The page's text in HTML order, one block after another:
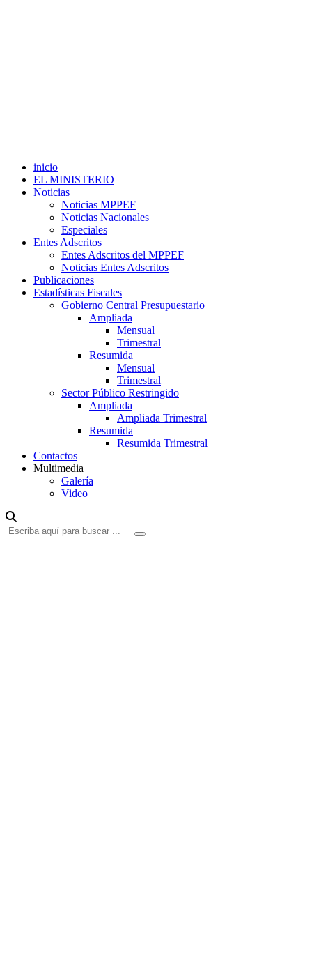
inicio
EL MINISTERIO
Noticias
Noticias MPPEF
Noticias Nacionales
Especiales
Entes Adscritos
Entes Adscritos del MPPEF
Noticias Entes Adscritos
Publicaciones
Estadísticas Fiscales
Gobierno Central Presupuestario
Ampliada
Mensual
Trimestral
Resumida
Mensual
Trimestral
Sector Público Restringido
Ampliada
Ampliada Trimestral
Resumida
Resumida Trimestral
Contactos
Multimedia
Galería
Video